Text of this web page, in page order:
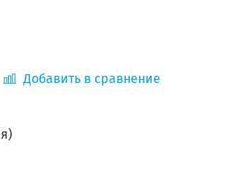
Добавить в сравнение